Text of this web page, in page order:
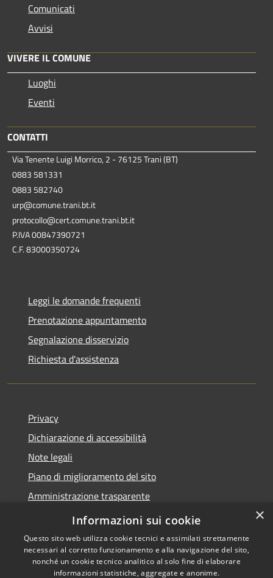
Comunicati
Avvisi
VIVERE IL COMUNE
Luoghi
Eventi
CONTATTI
Via Tenente Luigi Morrico, 2 - 76125 Trani (BT)
0883 581331
0883 582740
urp@comune.trani.bt.it
protocollo@cert.comune.trani.bt.it
P.IVA 00847390721
C.F. 83000350724
Leggi le domande frequenti
Prenotazione appuntamento
Segnalazione disservizio
Richiesta d'assistenza
Privacy
Dichiarazione di accessibilità
Note legali
Piano di miglioramento del sito
Amministrazione trasparente
Albo Pretorio
×
Informazioni sui cookie
Questo sito web utilizza cookie tecnici e assimilati strettamente
necessari al corretto funzionamento e alla navigazione del sito,
nonché un cookie tecnico analitico al solo fine di elaborare
informazioni statistiche, aggregate e anonime.